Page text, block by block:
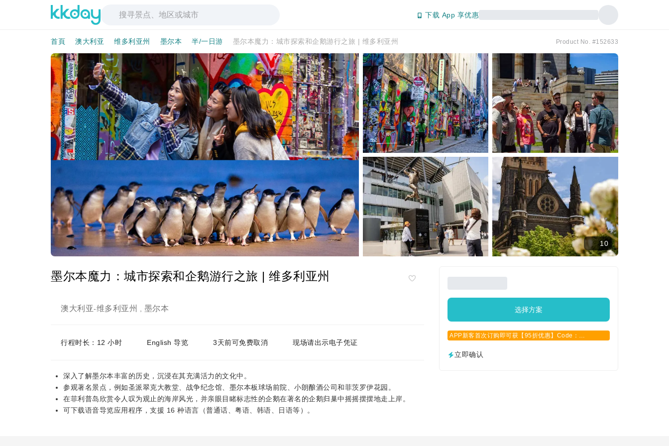
下载 App 享优惠
首頁 澳大利亚 维多利亚州 墨尔本 半/一日游 墨尔本魔力：城市探索和企鹅游行之旅 | 维多利亚州 Product No. #152633
10
墨尔本魔力：城市探索和企鹅游行之旅 | 维多利亚州
澳大利亚-维多利亚州 墨尔本
行程时长：12 小时 English 导览 3天前可免费取消 现场请出示电子凭证
深入了解墨尔本丰富的历史，沉浸在其充满活力的文化中。
参观著名景点，例如圣派翠克大教堂、战争纪念馆、墨尔本板球场前院、小朗酿酒公司和菲茨罗伊花园。
在菲利普岛欣赏令人叹为观止的海岸风光，并亲眼目睹标志性的企鹅在著名的企鹅归巢中摇摇摆摆地走上岸。
可下载语音导览应用程序，支援 16 种语言（普通话、粤语、韩语、日语等）。
选择方案
APP新客首次订购即可获【95折优惠】Code：
立即确认